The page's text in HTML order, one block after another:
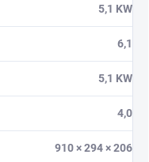
5,1 KW
6,1
5,1 KW
4,0
910 × 294 × 206